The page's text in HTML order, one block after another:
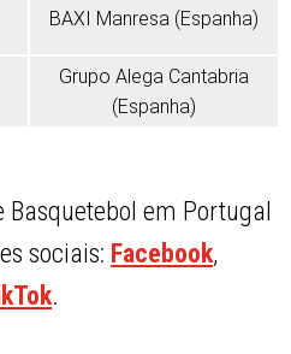
BAXI Manresa (Espanha)
Grupo Alega Cantabria
(Espanha)
em Portugal
sociais: Facebook,
.